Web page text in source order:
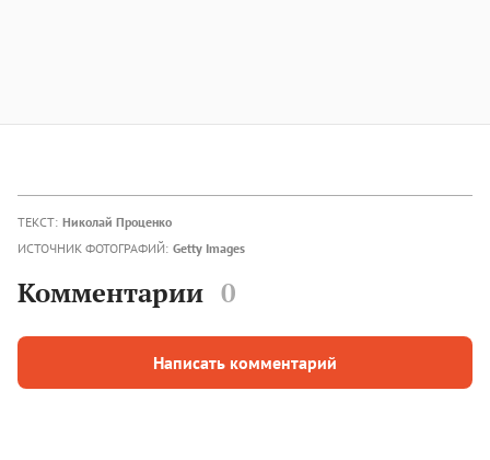
ТЕКСТ: Николай Проценко
ИСТОЧНИК ФОТОГРАФИЙ: Getty Images
Комментарии 0
Написать комментарий